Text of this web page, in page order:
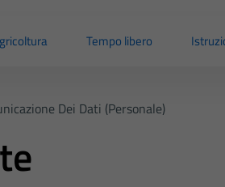
Tempo libero
Dei Dati (personale)